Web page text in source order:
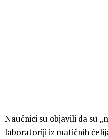
Naučnici su objavili da su
laboratoriji iz matičnih